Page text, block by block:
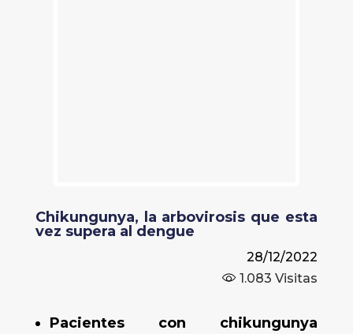
Chikungunya, la arbovirosis que esta
vez supera al dengue
28/12/2022
1.083 Visitas
Pacientes con chikungunya